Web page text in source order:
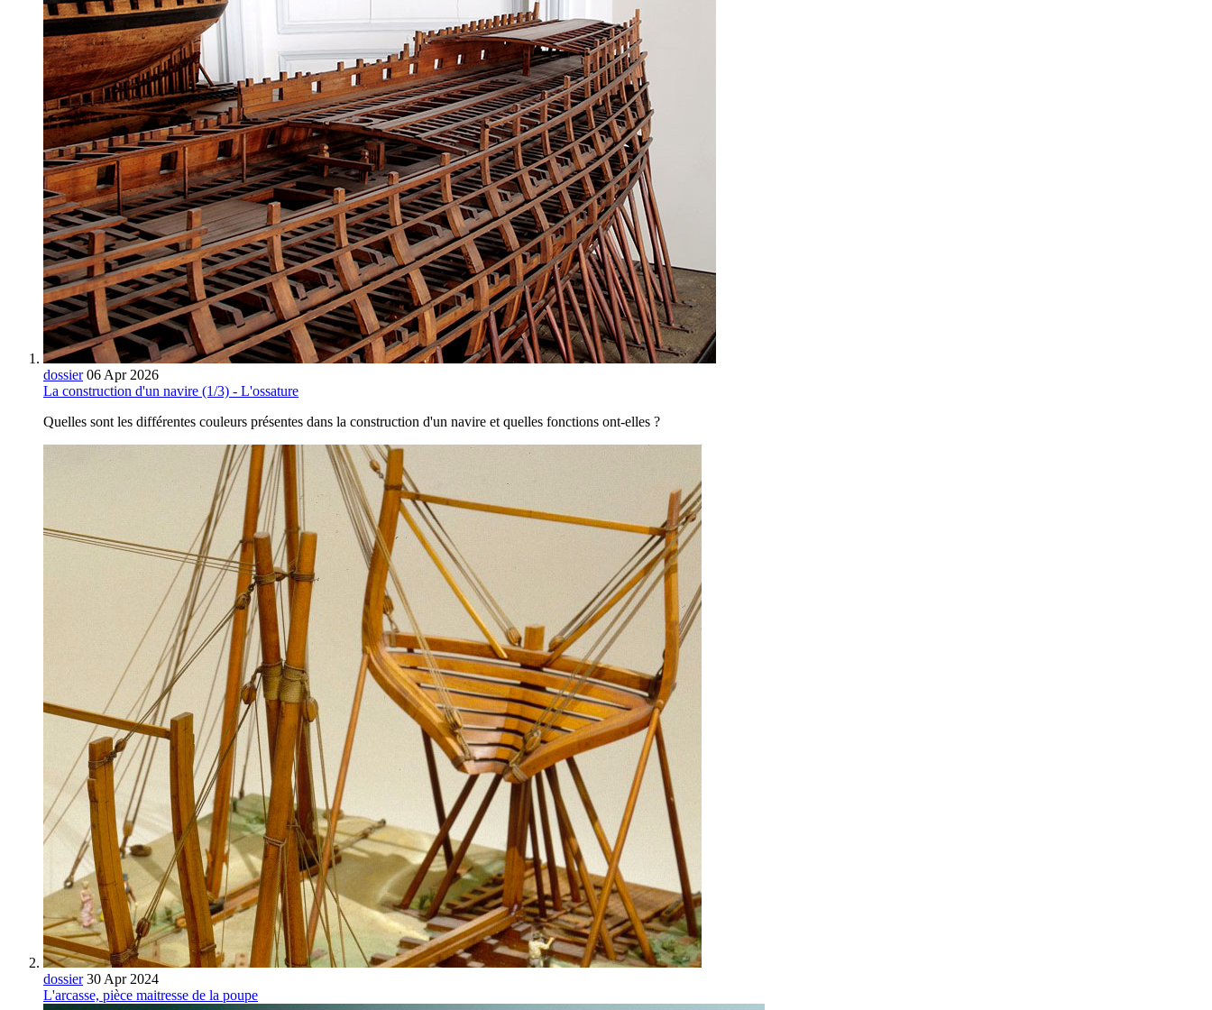
dossier 06 Apr 2026
La construction d'un navire (1/3) - L'ossature
Quelles sont les différentes couleurs présentes dans la construction d'un navire et quelles fonctions ont-elles ?
dossier 30 Apr 2024
L'arcasse, pièce maitresse de la poupe